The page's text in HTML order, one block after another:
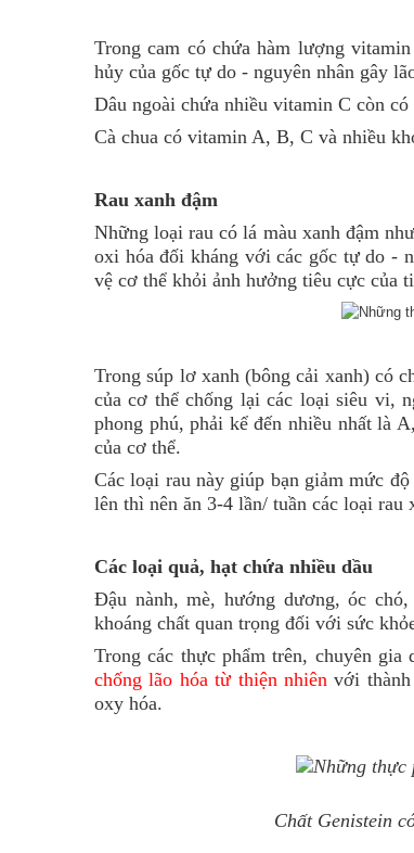
Trong cam có chứa hàm lượng
hủy của gốc tự do - nguyên nhân gây
Dâu ngoài chứa nhiều vitamin C còn
Cà chua có vitamin A, B, C và nhiều
Rau xanh đậm
Những loại rau có lá màu xanh đậm
oxi hóa đối kháng với các gốc tự do -
vệ cơ thể khỏi ảnh hưởng tiêu cực của
Trong súp lơ xanh (bông cải xanh) có
của cơ thể chống lại các loại siêu vi,
phong phú, phải kể đến nhiều nhất là
của cơ thể.
Các loại rau này giúp bạn giảm mức
lên thì nên ăn 3-4 lần/ tuần các loại
Các loại quả, hạt chứa nhiều dầu
Đậu nành, mè, hướng dương, óc
khoáng chất quan trọng đối với sức
Trong các thực phẩm trên, chuyên
chống lão hóa từ thiện nhiênvới thành
oxy hóa.
Chất Genistein